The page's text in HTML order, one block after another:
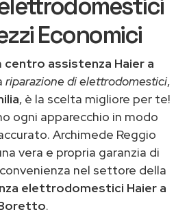
Economici
centro assistenza Haier a
riparazione di elettrodomestici,
, è la scelta migliore per te!
ogni apparecchio in modo
Archimede Reggio
vera e propria garanzia di
nel settore della
elettrodomestici Haier a
.